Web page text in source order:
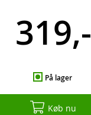
319,-
På lager
Køb nu